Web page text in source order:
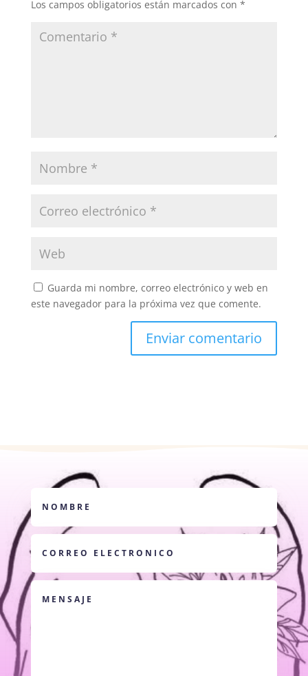
Los campos obligatorios están marcados con *
Guarda mi nombre, correo electrónico y web en
este navegador para la próxima vez que comente.